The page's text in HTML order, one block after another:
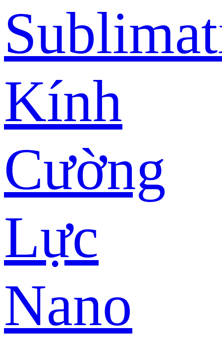
Kính
Cường
Lực
Nano